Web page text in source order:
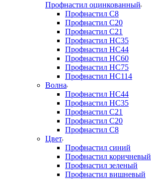
Профнастил оцинкованный
Профнастил С8
Профнастил С20
Профнастил С21
Профнастил НС35
Профнастил НС44
Профнастил НС60
Профнастил НС75
Профнастил НС114
Волна
Профнастил НС44
Профнастил НС35
Профнастил С21
Профнастил С20
Профнастил С8
Цвет
Профнастил синий
Профнастил коричневый
Профнастил зеленый
Профнастил вишневый